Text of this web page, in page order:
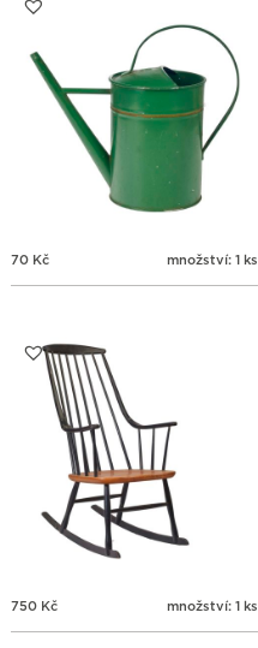
70 Kč množství: 1 ks
750 Kč množství: 1 ks